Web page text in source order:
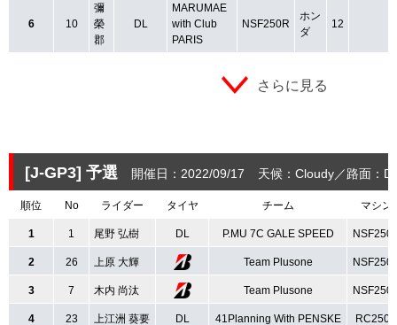
6 10
彌
榮
郡
DL
MARUMAE
with Club
PARIS
NSF250R
ホン
ダ
12
さらに見る
[J-GP3] 予選 開催日：2022/09/17 天候：Cloudy 路面：
順位 No ライダー タイヤ チーム マシン
1 1 尾野 弘樹 DL P.MU 7C GALE SPEED
2 26 上原 大輝 Team Plusone
3 7 木内 尚汰 Team Plusone
4 23 上江洲 葵要 DL 41Planning With PENSKE RC250R